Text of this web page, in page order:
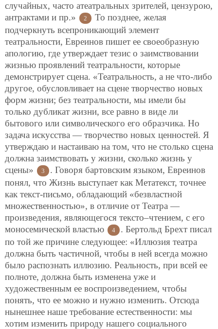
случайных, часто атеатральных зрителей, цензурою,
антрактами и пр.»
2
То позднее, желая
подчеркнуть всепроникающий элемент
театральности, Евреинов пишет ее своеобразную
апологию, где утверждает тезис о заимствовании
жизнью проявлений театральности, которые
демонстрирует сцена. «Театральность, а не что-либо
другое, обусловливает на сцене творчество новых
форм жизни; без театральности, мы имели бы
только дубликат жизни, все равно в виде ли
бытового или символического его образчика. Но
задача искусства — творчество новых ценностей. Я
утверждаю и настаиваю на том, что не столько сцена
должна заимствовать у жизни, сколько жизнь у
сцены»
3
. Говоря бартовским языком, Евреинов
понял, что Жизнь выступает как Метатекст, точнее
как текст-письмо, обладающий «безвластной
множественностью», в отличие от Театра —
произведения, являющегося тексто–чтением, с его
моносемической властью
4
. Бертольд Брехт писал
по той же причине следующее: «Иллюзия театра
должна быть частичной, чтобы в ней всегда можно
было распознать иллюзию. Реальность, при всей ее
полноте, должна быть изменена уже и
художественным ее воспроизведением, чтобы
понять, что ее можно и нужно изменить. Отсюда
нынешнее наше требование естественности: мы
хотим изменить природу нашего социального